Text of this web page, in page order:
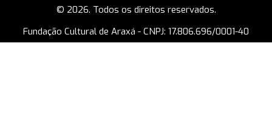
© 2026. Todos os direitos reservados.
Fundação Cultural de Araxá - CNPJ: 17.806.696/0001-40